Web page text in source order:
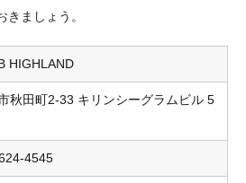
きましょう。
HIGHLAND
秋田町2-33 キリンシーグラムビル 5
4545